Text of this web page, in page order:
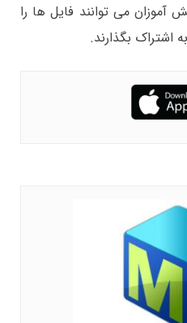
آموزان می توانند فایل ها را